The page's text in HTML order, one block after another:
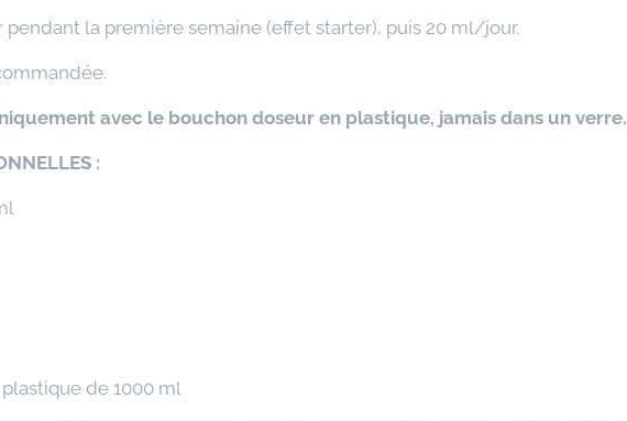
la première semaine (effet starter), puis 20 ml/jour.
avec le bouchon doseur en plastique, jamais dans un verre.
:
plastique de 1000 ml